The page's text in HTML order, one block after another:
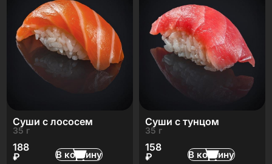
Суши с лососем
35 г
188
₽
В корзину
Суши с тунцом
35 г
158
₽
В корзину